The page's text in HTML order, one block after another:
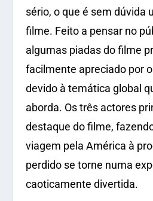
sério, o que é sem dúvida
filme. Feito a pensar no
algumas piadas do filme
facilmente apreciado por
devido à temática global
aborda. Os três actores
destaque do filme,
viagem pela América à
perdido se torne numa
caoticamente divertida.